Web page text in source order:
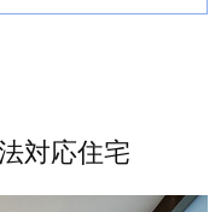
対応住宅